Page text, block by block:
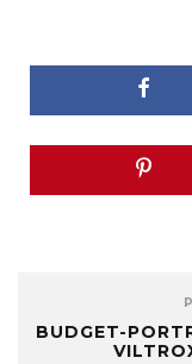
BUDGET-